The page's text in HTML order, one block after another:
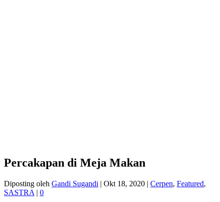
Percakapan di Meja Makan
Diposting oleh Gandi Sugandi | Okt 18, 2020 | Cerpen, Featured,
SASTRA | 0